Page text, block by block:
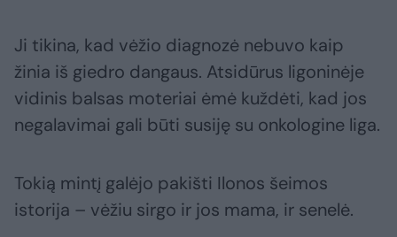
Ji tikina, kad vėžio diagnozė nebuvo kaip
žinia iš giedro dangaus. Atsidūrus ligoninėje
vidinis balsas moteriai ėmė kuždėti, kad jos
negalavimai gali būti susiję su onkologine liga.
Tokią mintį galėjo pakišti Ilonos šeimos
istorija – vėžiu sirgo ir jos mama, ir senelė.